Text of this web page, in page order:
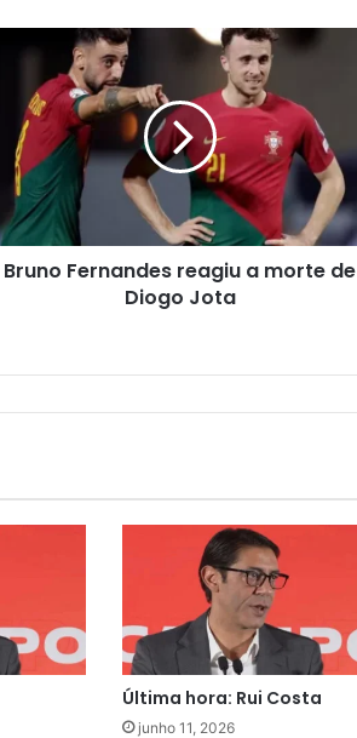
Bruno Fernandes reagiu a morte de
Diogo Jota
Última hora: Rui Costa
junho 11, 2026